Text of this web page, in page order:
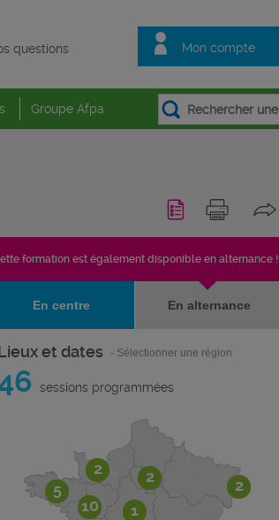
Mon compte
questions
Groupe Afpa
formation est également disponible en alternance !
En centre En alternance
et dates - Sélectionner une région
sessions programmées
2
2
5
1
2
10